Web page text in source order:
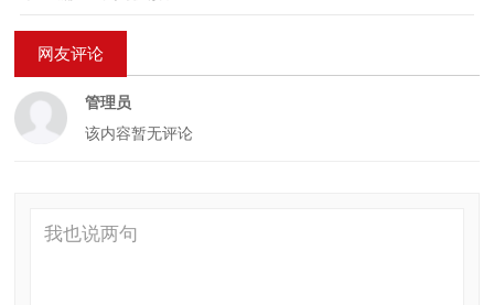
网友评论
管理员
该内容暂无评论